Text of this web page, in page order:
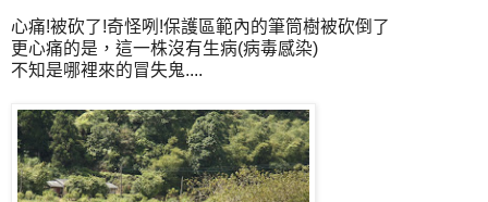
心痛!被砍了!奇怪咧!保護區範內的筆筒樹被砍倒了
更心痛的是，這一株沒有生病(病毒感染)
不知是哪裡來的冒失鬼....